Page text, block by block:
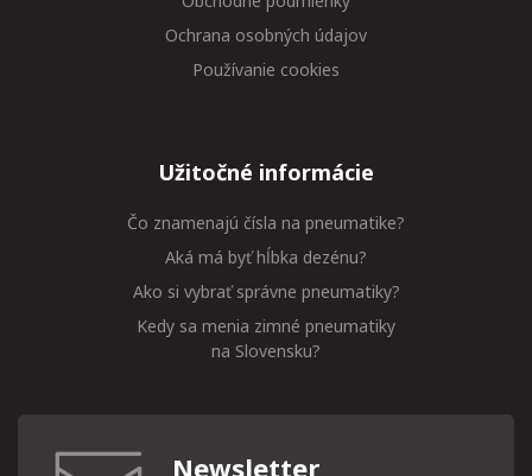
Ochrana osobných údajov
Používanie cookies
Užitočné informácie
Čo znamenajú čísla na pneumatike?
Aká má byť hĺbka dezénu?
Ako si vybrať správne pneumatiky?
Kedy sa menia zimné pneumatiky
na Slovensku?
Newsletter